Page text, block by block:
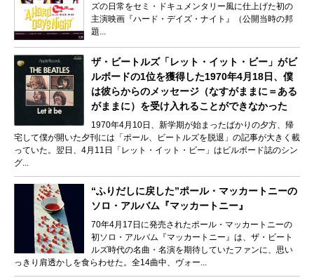
ズの日常をセミ・ドキュメンタリー風に仕上げた初の
主演映画『ハード・デイズ・ナイト』（公開当時の邦
題...
ザ・ビートルズ「レット・イット・ビー」がビ
ルボードの1位を獲得した1970年4月18日、僕
は彼らからのメッセージ（なすがままに＝ある
がままに）を受け入れることができなかった
1970年4月10日、新学期が始まったばかりの夕方、帰
宅して僕が開いた夕刊には「ポール、ビートルズを脱退」の記事が大きく載
っていた。翌日、4月11日「レット・イット・ビー」はビルボード誌のシン
グ...
“ふりだしに戻した”ポール・マッカートニーの
ソロ・アルバム『マッカートニー』
70年4月17日に発売されたポール・マッカートニーの
初ソロ・アルバム『マッカートニー』は、ザ・ビート
ルズ時代の名曲・名演を期待していたファンに、思い
っきり肩透かしを食らわせた。全14曲中、ヴォー...